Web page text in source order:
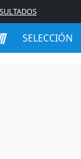
SELECCIÓN